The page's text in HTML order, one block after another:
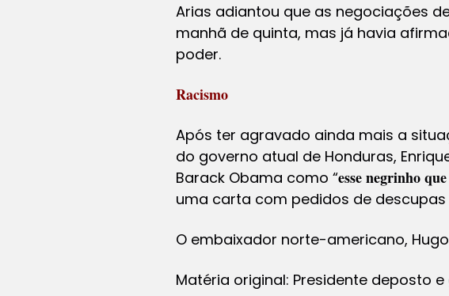
Arias adiantou que as negociações
manhã de quinta, mas já havia
poder.
Racismo
Após ter agravado ainda mais a
do governo atual de Honduras,
Barack Obama como “esse negrinho
uma carta com pedidos de descupas
O embaixador norte-americano,
Matéria original: Presidente deposto